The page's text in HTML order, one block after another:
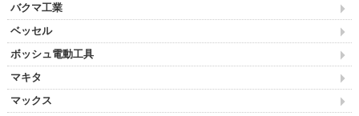
バクマ工業
ベッセル
ボッシュ電動工具
マキタ
マックス